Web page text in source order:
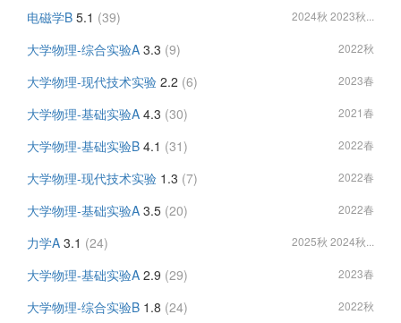
电磁学B 5.1 (39) 2024秋 2023秋...
大学物理-综合实验A 3.3 (9) 2022秋
大学物理-现代技术实验 2.2 (6) 2023春
大学物理-基础实验A 4.3 (30) 2021春
大学物理-基础实验B 4.1 (31) 2022春
大学物理-现代技术实验 1.3 (7) 2022春
大学物理-基础实验A 3.5 (20) 2022春
力学A 3.1 (24) 2025秋 2024秋...
大学物理-基础实验A 2.9 (29) 2023春
大学物理-综合实验B 1.8 (24) 2022秋